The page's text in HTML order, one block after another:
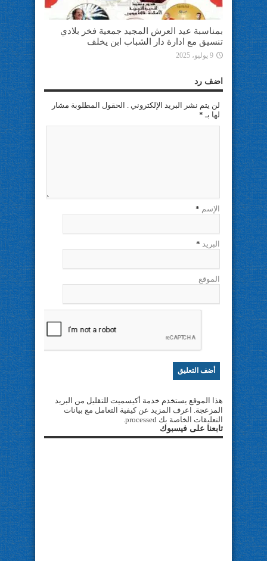
بمناسبة عيد العرش المجيد جمعية فخر بلادي
تنسيق مع ادارة دار الشباب ابن يخلف
9 يوليو، 2025
اضف رد
لن يتم نشر البريد الإلكتروني . الحقول المطلوبة مشار
لها بـ *
الإسم *
البريد *
الموقع
هذا الموقع يستخدم خدمة أكيسميت للتقليل من البريد
المزعجة. اعرف المزيد عن كيفية التعامل مع بيانات
التعليقات الخاصة بك processed
تابعنا على فيسبوك